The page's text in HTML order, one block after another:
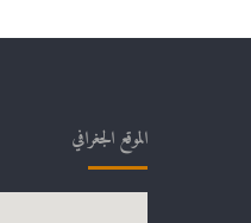
الموقع الجغرافي